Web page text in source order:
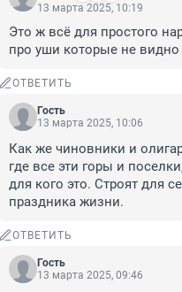
13 марта 2025, 10:19
Это ж всё для простого
про уши которые не
ОТВЕТИТЬ
Гость
13 марта 2025, 10:06
Как же чиновники и
где все эти горы и
для кого это. Строят для
праздника жизни.
ОТВЕТИТЬ
Гость
13 марта 2025, 09:46